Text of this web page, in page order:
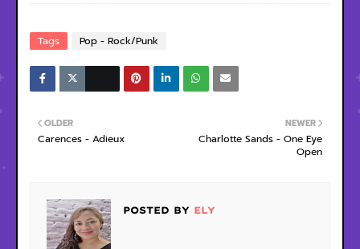
Tags Pop - Rock/Punk
NEWER
Charlotte Sands - One Eye
Open
OLDER
Carences - Adieux
POSTED BY ELY